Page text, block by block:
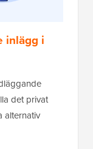
inlägg i
det privat
alternativ